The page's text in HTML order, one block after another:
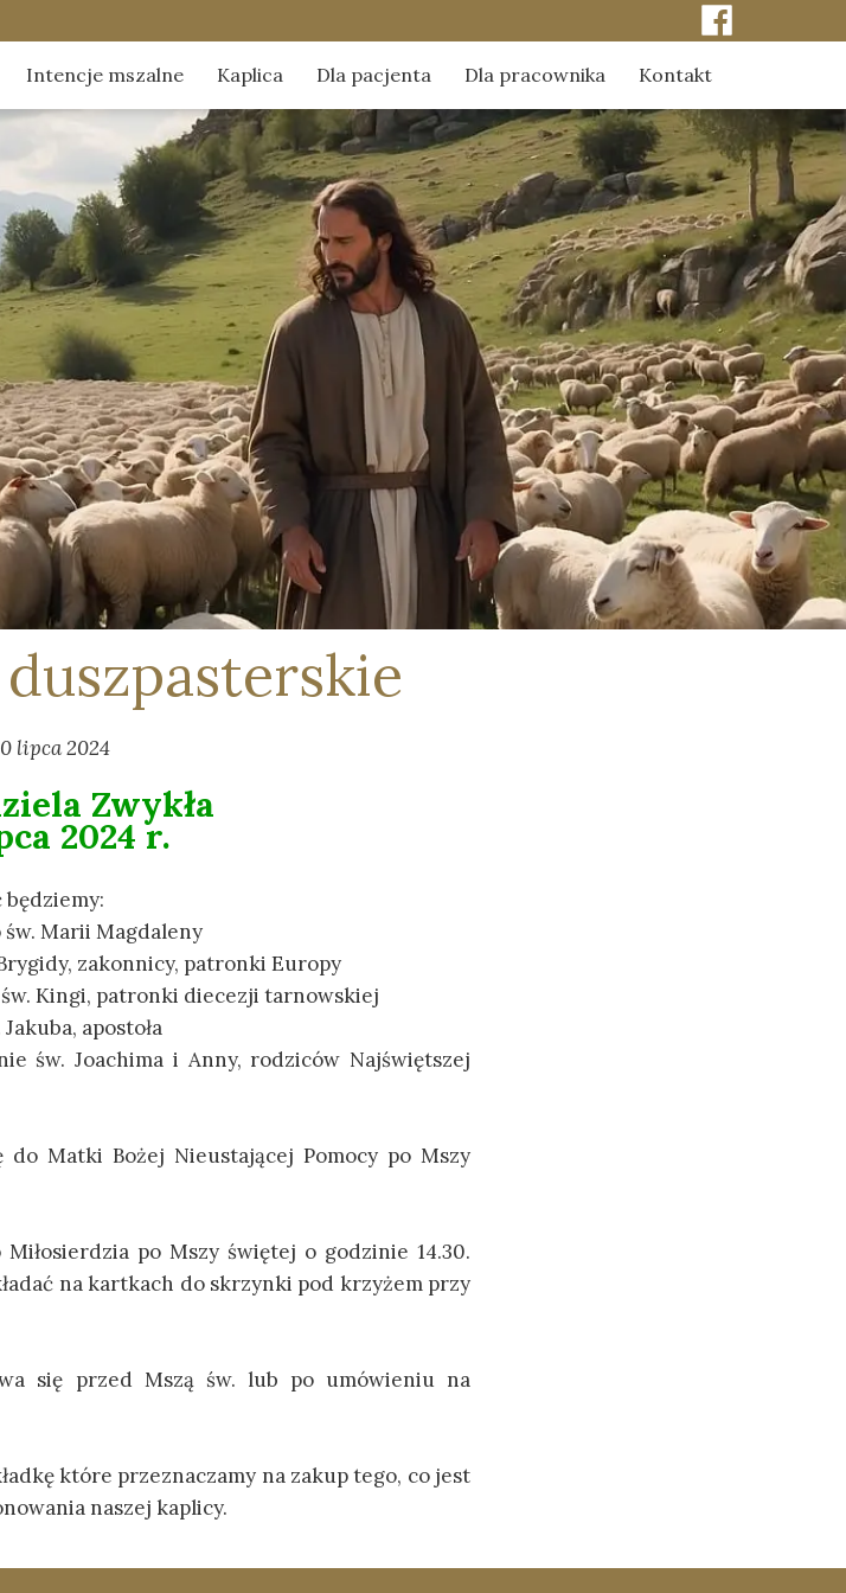
Intencje mszalne Kaplica
Aktualności
Duszpasterze
Galeria
O kaplicy
Zostaną w naszej pamięci
O nas w mediach
Dla pacjenta
Kontakt do kapelanów szpitala
Obchody szpitalne kapelanów
Sakrament namaszczenia chorych
Sakrament pokuty
Sakrament Eucharystii
Chrzest z wody
Dla kobiet w trudnej ciąży
Poradnik - pochówek dziecka utraconego
Mały Pacjent - Szkoła Przyszpitalna
Modlitwy
Dla pracownika
Odpowiedzialność za pacjenta
Duszpasterstwo środowiska pracy
Dylematy etyczno-moralne
Kontakt
lipca 2024
Zwykła
2024 r.
św. Marii Magdaleny
zakonnicy, patronki Europy
Kingi, patronki diecezji tarnowskiej
apostoła
św. Joachima i Anny, rodziców Najświętszej
do Matki Bożej Nieustającej Pomocy po Mszy
po Mszy świętej o godzinie 14.30.
na kartkach do skrzynki pod krzyżem przy
się przed Mszą św. lub po umówieniu na
które przeznaczamy na zakup tego, co jest
naszej kaplicy.